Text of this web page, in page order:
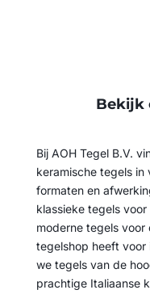
Bekijk
Bij AOH Tegel B.V.
keramische tegels in
formaten en
klassieke tegels
moderne tegels voor
tegelshop heeft voor
we tegels van de
prachtige Italiaanse